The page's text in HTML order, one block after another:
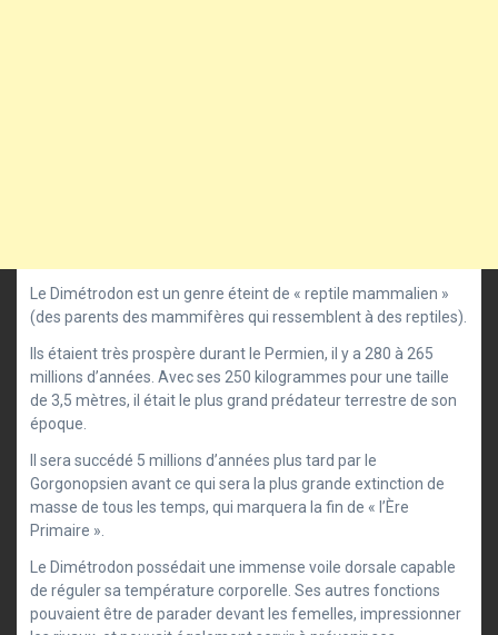
Le Dimétrodon est un genre éteint de « reptile mammalien »
(des parents des mammifères qui ressemblent à des reptiles).
Ils étaient très prospère durant le Permien, il y a 280 à 265
millions d’années. Avec ses 250 kilogrammes pour une taille
de 3,5 mètres, il était le plus grand prédateur terrestre de son
époque.
Il sera succédé 5 millions d’années plus tard par le
Gorgonopsien avant ce qui sera la plus grande extinction de
masse de tous les temps, qui marquera la fin de « l’Ère
Primaire ».
Le Dimétrodon possédait une immense voile dorsale capable
de réguler sa température corporelle. Ses autres fonctions
pouvaient être de parader devant les femelles, impressionner